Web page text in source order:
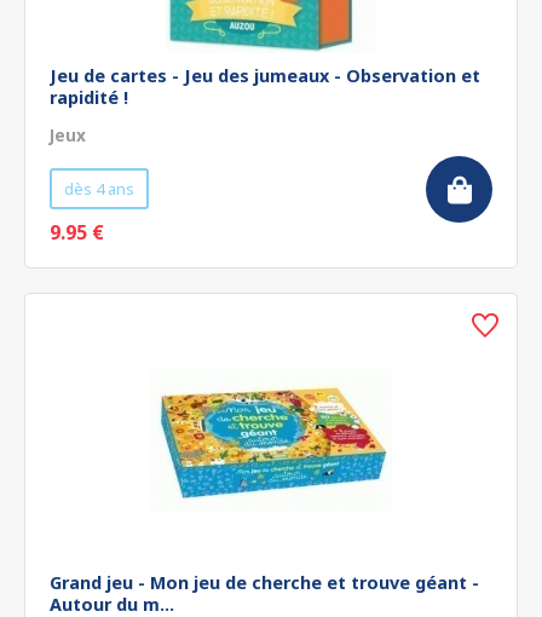
Jeu de cartes - Jeu des jumeaux - Observation et
rapidité !
Jeux
dès 4 ans
9.95 €
Grand jeu - Mon jeu de cherche et trouve géant -
Autour du m...